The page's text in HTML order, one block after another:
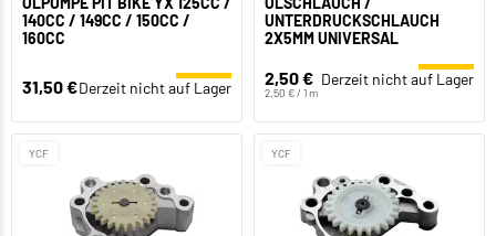
140CC / 149CC / 150CC /
160CC
31,50 €Derzeit nicht auf Lager
UNTERDRUCKSCHLAUCH
2X5MM UNIVERSAL
2,50 €
2,50 € / 1 m
Derzeit nicht auf Lager
YCF YCF